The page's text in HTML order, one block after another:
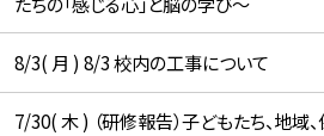
8/3( 月 ) 8/3 校内の工事について
7/30( 木 ) （研修報告）子どもたち、地域